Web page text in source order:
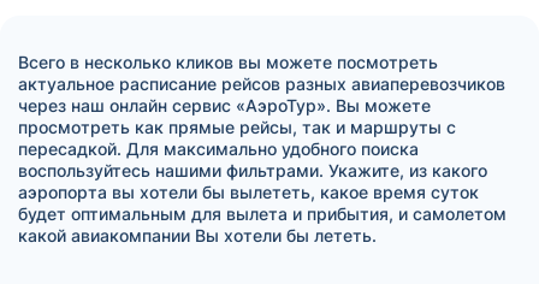
Всего в несколько кликов вы можете посмотреть
актуальное расписание рейсов разных авиаперевозчиков
через наш онлайн сервис «АэроТур». Вы можете
просмотреть как прямые рейсы, так и маршруты с
пересадкой. Для максимально удобного поиска
воспользуйтесь нашими фильтрами. Укажите, из какого
аэропорта вы хотели бы вылететь, какое время суток
будет оптимальным для вылета и прибытия, и самолетом
какой авиакомпании Вы хотели бы лететь.